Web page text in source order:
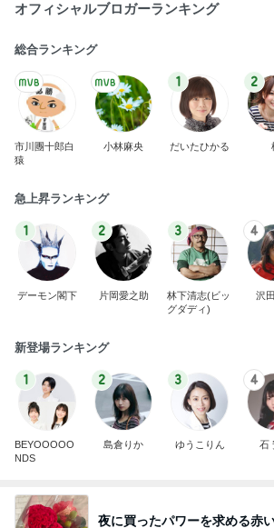
オフィシャルブロガーランキング
総合ランキング
市川團十郎白
猿
小林麻央
1
だいたひかる
2
急上昇ランキング
1
デーモン閣下
2
片岡愛之助
3
林下清志(ビッ
グダディ)
4
沢
新登場ランキング
1
BEYOOOOO
NDS
2
島倉りか
3
ゆうこりん
4
石
夜に買ったパワーを求める赤